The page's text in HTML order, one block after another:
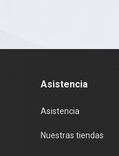
Asistencia
Asistencia
Nuestras tiendas